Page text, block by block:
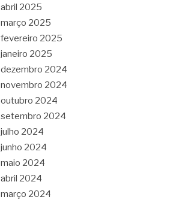
abril 2025
março 2025
fevereiro 2025
janeiro 2025
dezembro 2024
novembro 2024
outubro 2024
setembro 2024
julho 2024
junho 2024
maio 2024
abril 2024
março 2024